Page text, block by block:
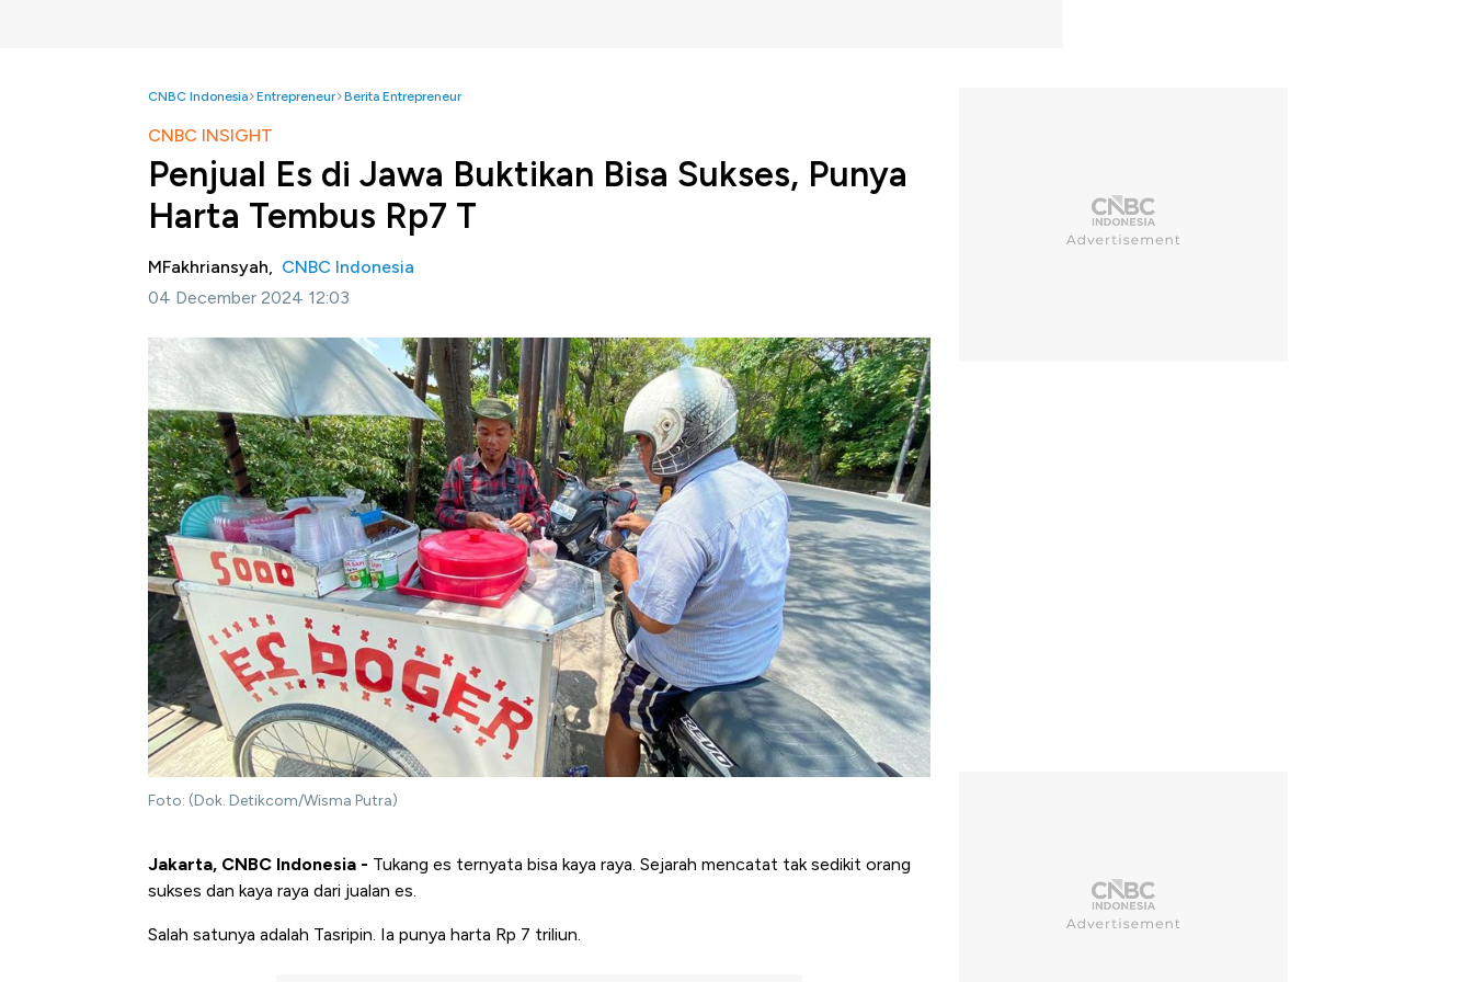
CNBC Indonesia Entrepreneur Berita Entrepreneur
CNBC INSIGHT
Penjual Es di Jawa Buktikan Bisa Sukses, Punya
Harta Tembus Rp7 T
MFakhriansyah, CNBC Indonesia
04 December 2024 12:03
Foto: (Dok. Detikcom/Wisma Putra)
Jakarta, CNBC Indonesia - Tukang es ternyata bisa kaya raya. Sejarah mencatat tak sedikit orang
sukses dan kaya raya dari jualan es.
Salah satunya adalah Tasripin. Ia punya harta Rp 7 triliun.